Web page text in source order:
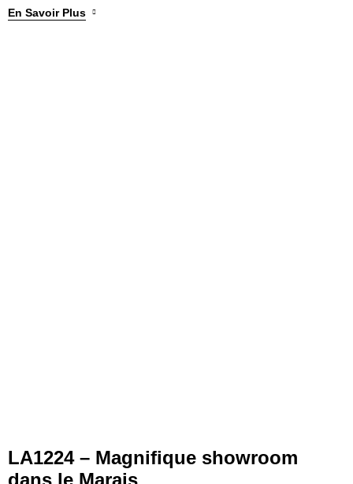
En Savoir Plus
LA1224 – Magnifique showroom
dans le Marais